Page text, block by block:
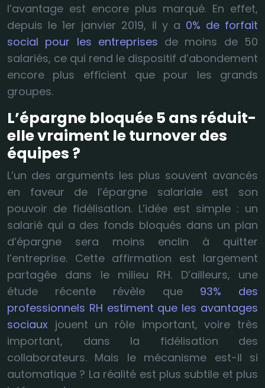
l’avantage est encore plus marqué. En effet,
depuis le 1er janvier 2019, il y a 0% de forfait
social pour les entreprises de moins de 50
salariés, ce qui rend le dispositif d’abondement
encore plus efficient que pour les grands
groupes.
L’épargne bloquée 5 ans réduit-
elle vraiment le turnover des
équipes ?
L’un des arguments les plus souvent avancés
en faveur de l’épargne salariale est son
pouvoir de fidélisation. L’idée est simple : un
salarié qui a des fonds bloqués dans un plan
d’épargne sera moins enclin à quitter
l’entreprise. Cette affirmation est largement
partagée dans le milieu RH. D’ailleurs, une
étude récente révèle que 93% des
professionnels RH estiment que les avantages
sociaux jouent un rôle important, voire très
important, dans la fidélisation des
collaborateurs. Mais le mécanisme est-il si
automatique ? La réalité est plus subtile et plus